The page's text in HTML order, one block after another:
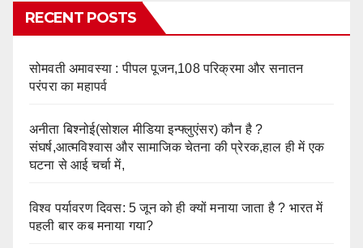
RECENT POSTS
सोमवती अमावस्या : पीपल पूजन,108 परिक्रमा और सनातन
परंपरा का महापर्व
अनीता बिश्नोई(सोशल मीडिया इन्फ्लुएंसर) कौन है ?
संघर्ष,आत्मविश्वास और सामाजिक चेतना की प्रेरक,हाल ही में एक
घटना से आई चर्चा में,
विश्व पर्यावरण दिवस: 5 जून को ही क्यों मनाया जाता है ? भारत में
पहली बार कब मनाया गया?